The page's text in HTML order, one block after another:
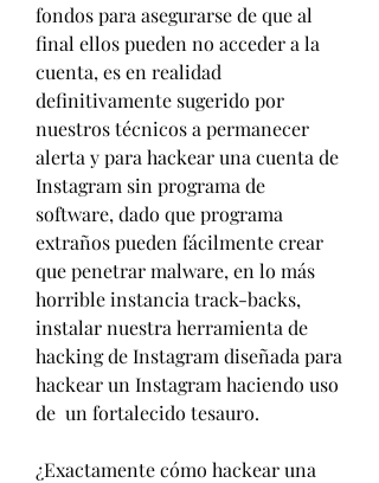
fondos para asegurarse de que al
final ellos pueden no acceder a la
cuenta, es en realidad
definitivamente sugerido por
nuestros técnicos a permanecer
alerta y para hackear una cuenta de
Instagram sin programa de
software, dado que programa
extraños pueden fácilmente crear
que penetrar malware, en lo más
horrible instancia track-backs,
instalar nuestra herramienta de
hacking de Instagram diseñada para
hackear un Instagram haciendo uso
de  un fortalecido tesauro.
¿Exactamente cómo hackear una